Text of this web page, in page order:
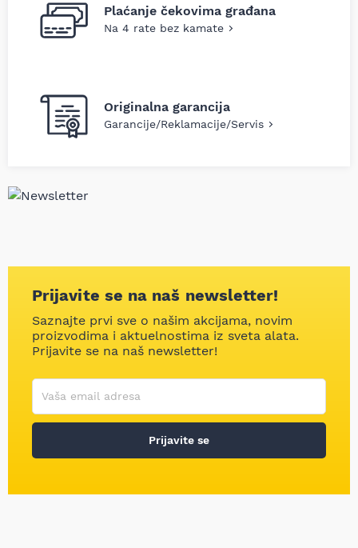
Plaćanje čekovima građana
Na 4 rate bez kamate
Originalna garancija
Garancije/Reklamacije/Servis
Prijavite se na naš newsletter!
Saznajte prvi sve o našim akcijama, novim
proizvodima i aktuelnostima iz sveta alata.
Prijavite se na naš newsletter!
Korisničko ime
Vaša email adresa
Prijavite se